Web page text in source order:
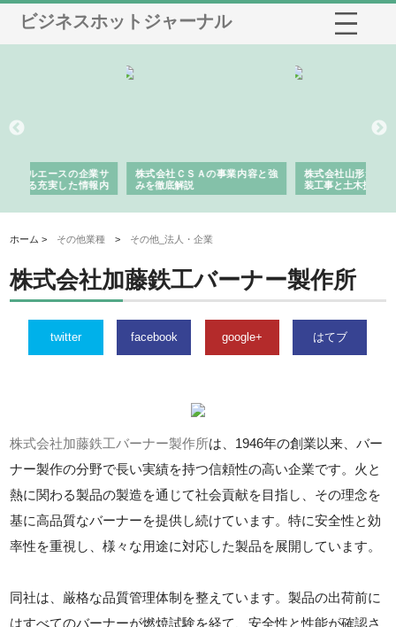
ビジネスホットジャーナル
株式会社ＣＳＡの事業内容と強
みを徹底解説
株式会社山形道路が手がける舗
装工事と土木技術の全容
ホーム > その他業種 > その他_法人・企業
株式会社加藤鉄工バーナー製作所
twitter facebook google+ はてブ
株式会社加藤鉄工バーナー製作所は、1946年の創業以来、バー
ナー製作の分野で長い実績を持つ信頼性の高い企業です。火と
熱に関わる製品の製造を通じて社会貢献を目指し、その理念を
基に高品質なバーナーを提供し続けています。特に安全性と効
率性を重視し、様々な用途に対応した製品を展開しています。
同社は、厳格な品質管理体制を整えています。製品の出荷前に
はすべてのバーナーが燃焼試験を経て、安全性と性能が確認さ